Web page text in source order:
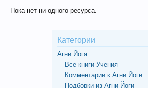
Категории
Агни Йога
Все книги Учения
Комментарии к Агни Йоге
Подборки из Агни Йоги
Пока нет ни одного ресурса.